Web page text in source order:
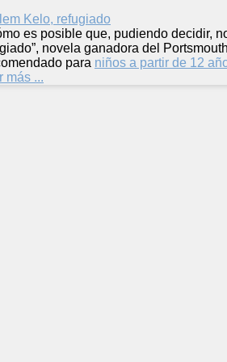
es posible que, pudiendo decidir,
novela ganadora del
para niños a partir de 12
más ...